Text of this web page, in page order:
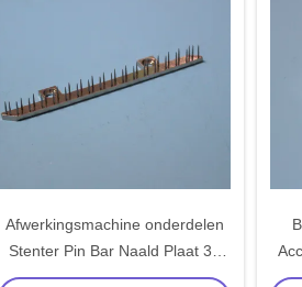
Afwerkingsmachine onderdelen
Stenter Pin Bar Naald Plaat 36
Pins Bruckner Stenter